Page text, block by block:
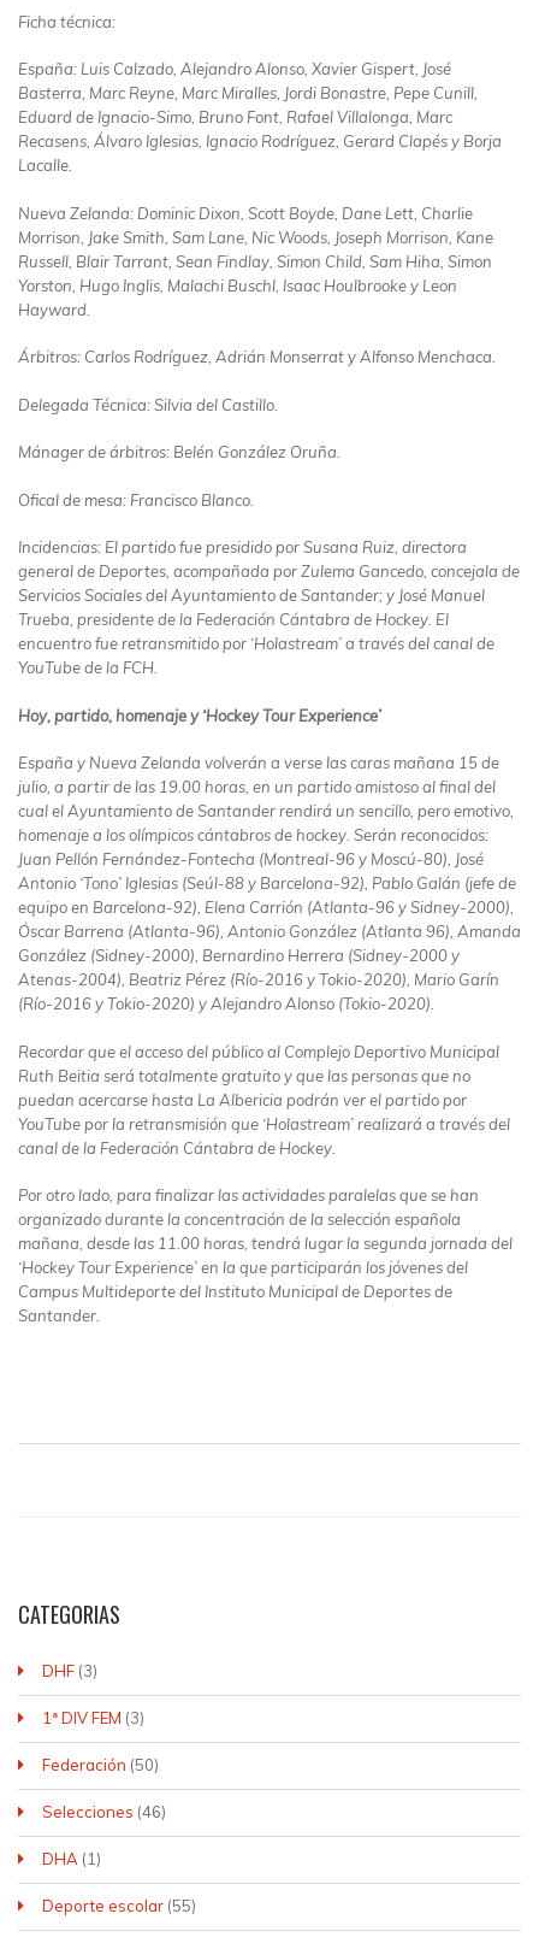
Ficha técnica:
España: Luis Calzado, Alejandro Alonso, Xavier Gispert, José
Basterra, Marc Reyne, Marc Miralles, Jordi Bonastre, Pepe Cunill,
Eduard de Ignacio-Simo, Bruno Font, Rafael Villalonga, Marc
Recasens, Álvaro Iglesias, Ignacio Rodríguez, Gerard Clapés y Borja
Lacalle.
Nueva Zelanda: Dominic Dixon, Scott Boyde, Dane Lett, Charlie
Morrison, Jake Smith, Sam Lane, Nic Woods, Joseph Morrison, Kane
Russell, Blair Tarrant, Sean Findlay, Simon Child, Sam Hiha, Simon
Yorston, Hugo Inglis, Malachi Buschl, Isaac Houlbrooke y Leon
Hayward.
Árbitros: Carlos Rodríguez, Adrián Monserrat y Alfonso Menchaca.
Delegada Técnica: Silvia del Castillo.
Mánager de árbitros: Belén González Oruña.
Ofical de mesa: Francisco Blanco.
Incidencias: El partido fue presidido por Susana Ruiz, directora
general de Deportes, acompañada por Zulema Gancedo, concejala de
Servicios Sociales del Ayuntamiento de Santander; y José Manuel
Trueba, presidente de la Federación Cántabra de Hockey. El
encuentro fue retransmitido por ‘Holastream’ a través del canal de
YouTube de la FCH.
Hoy, partido, homenaje y ‘Hockey Tour Experience’
España y Nueva Zelanda volverán a verse las caras mañana 15 de
julio, a partir de las 19.00 horas, en un partido amistoso al final del
cual el Ayuntamiento de Santander rendirá un sencillo, pero emotivo,
homenaje a los olímpicos cántabros de hockey. Serán reconocidos:
Juan Pellón Fernández-Fontecha (Montreal-96 y Moscú-80), José
Antonio ‘Tono’ Iglesias (Seúl-88 y Barcelona-92), Pablo Galán (jefe de
equipo en Barcelona-92), Elena Carrión (Atlanta-96 y Sidney-2000),
Óscar Barrena (Atlanta-96), Antonio González (Atlanta 96), Amanda
González (Sidney-2000), Bernardino Herrera (Sidney-2000 y
Atenas-2004), Beatriz Pérez (Río-2016 y Tokio-2020), Mario Garín
(Río-2016 y Tokio-2020) y Alejandro Alonso (Tokio-2020).
Recordar que el acceso del público al Complejo Deportivo Municipal
Ruth Beitia será totalmente gratuito y que las personas que no
puedan acercarse hasta La Albericia podrán ver el partido por
YouTube por la retransmisión que ‘Holastream’ realizará a través del
canal de la Federación Cántabra de Hockey.
Por otro lado, para finalizar las actividades paralelas que se han
organizado durante la concentración de la selección española
mañana, desde las 11.00 horas, tendrá lugar la segunda jornada del
‘Hockey Tour Experience’ en la que participarán los jóvenes del
Campus Multideporte del Instituto Municipal de Deportes de
Santander.
CATEGORIAS
DHF (3)
1ª DIV FEM (3)
Federación (50)
Selecciones (46)
DHA (1)
Deporte escolar (55)